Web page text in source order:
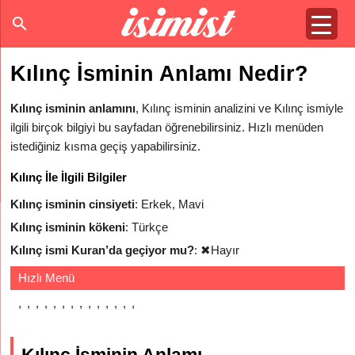
Kılınç İsminin Anlamı Nedir?
Kılınç isminin anlamını, Kılınç isminin analizini ve Kılınç ismiyle
ilgili birçok bilgiyi bu sayfadan öğrenebilirsiniz. Hızlı menüden
istediğiniz kısma geçiş yapabilirsiniz.
Kılınç İle İlgili Bilgiler
Kılınç isminin cinsiyeti: Erkek, Mavi
Kılınç isminin kökeni: Türkçe
Kılınç ismi Kuran’da geçiyor mu?: ✖Hayır
Hızlı Menü